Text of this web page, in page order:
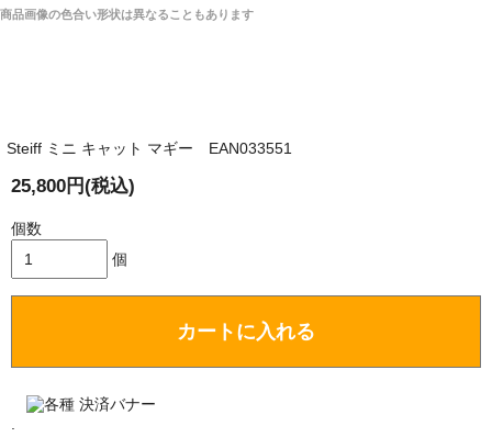
商品画像の色合い形状は異なることもあります
Steiff ミニ キャット マギー EAN033551
25,800円(税込)
個数
個
カートに入れる